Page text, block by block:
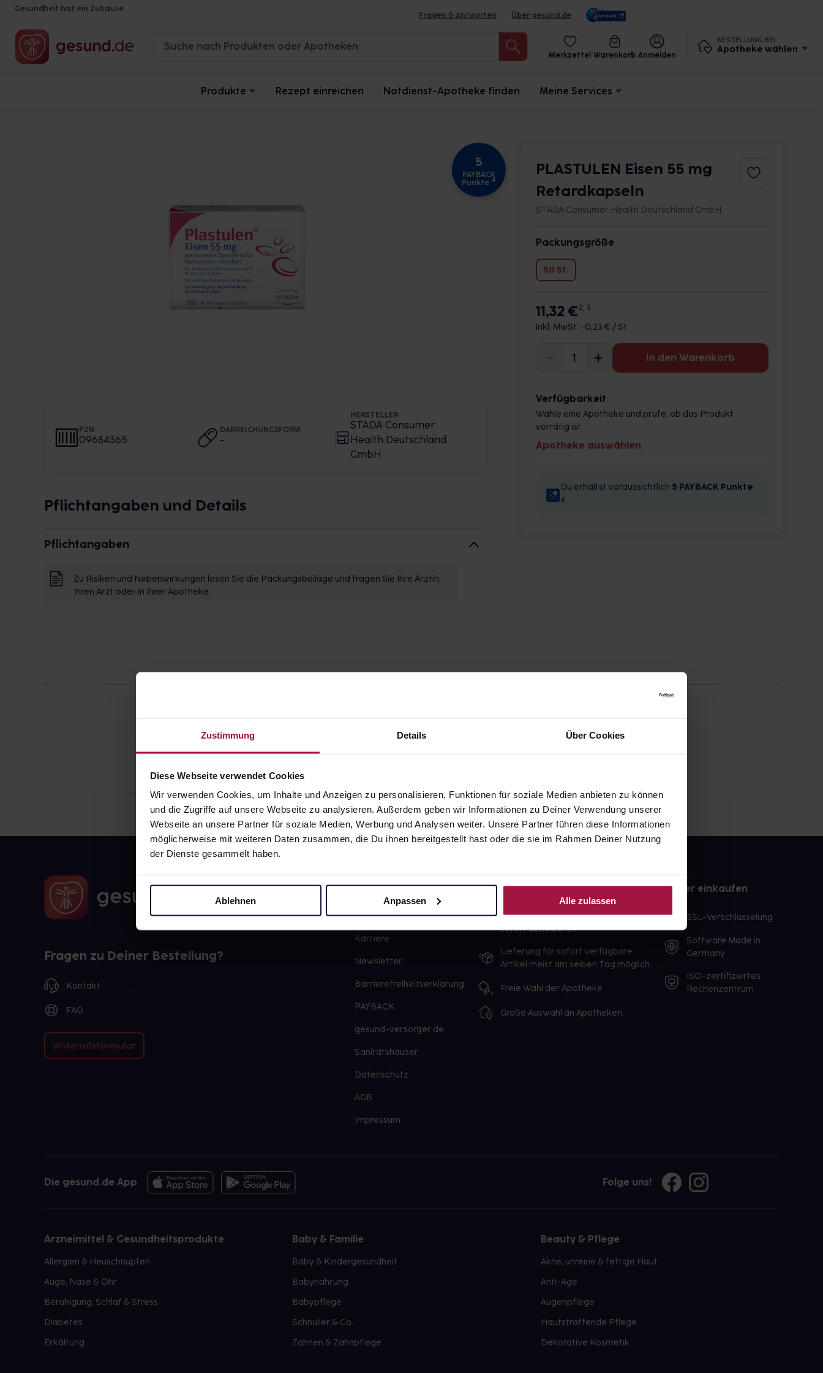
Zustimmung Details Über Cookies
Diese Webseite verwendet Cookies
Wir verwenden Cookies, um Inhalte und Anzeigen zu personalisieren, Funktionen für soziale Medien anbieten zu können
und die Zugriffe auf unsere Webseite zu analysieren. Außerdem geben wir Informationen zu Deiner Verwendung unserer
Webseite an unsere Partner für soziale Medien, Werbung und Analysen weiter. Unsere Partner führen diese Informationen
möglicherweise mit weiteren Daten zusammen, die Du ihnen bereitgestellt hast oder die sie im Rahmen Deiner Nutzung
der Dienste gesammelt haben.
Ablehnen Anpassen Alle zulassen
Gesundheit hat ein Zuhause
Fragen & Antworten Über gesund.de
Merkzettel Warenkorb Anmelden
BESTELLUNG BEI
Apotheke wählen
Produkte Rezept einreichen Notdienst-Apotheke finden Meine Services
5
PAYBACK
Punkte 4
PZN
09684365
DARREICHUNGSFORM
-
HERSTELLER
STADA Consumer
Health Deutschland
GmbH
Pflichtangaben und Details
Pflichtangaben
Zu Risiken und Nebenwirkungen lesen Sie die Packungsbeilage und fragen Sie Ihre Ärztin,
Ihren Arzt oder in Ihrer Apotheke.
PLASTULEN Eisen 55 mg
Retardkapseln
STADA Consumer Health Deutschland GmbH
Packungsgröße
50 St.
11,32 €2, 3
inkl. MwSt. • 0,23 € / St.
In den Warenkorb
Verfügbarkeit
Wähle eine Apotheke und prüfe, ob das Produkt
vorrätig ist.
Apotheke auswählen
Du erhältst voraussichtlich 5 PAYBACK Punkte
4
Fragen zu Deiner Bestellung?
Kontakt
FAQ
Widerrufsformular
gesund.de
Über uns
Karriere
Newsletter
Barrierefreiheitserklärung
PAYBACK
gesund-versorger.de
Sanitätshäuser
Datenschutz
AGB
Impressum
Unsere Vorteile
Ausgewählte Wunschprodukte
sofort abholbereit
Lieferung für sofort verfügbare
Artikel meist am selben Tag möglich
Freie Wahl der Apotheke
Große Auswahl an Apotheken
Sicher einkaufen
SSL-Verschlüsselung
Software Made in
Germany
ISO-zertifiziertes
Rechenzentrum
Die gesund.de App Folge uns!
Arzneimittel & Gesundheitsprodukte
Allergien & Heuschnupfen
Auge, Nase & Ohr
Beruhigung, Schlaf & Stress
Diabetes
Erkältung
Baby & Familie
Baby & Kindergesundheit
Babynahrung
Babypflege
Schnuller & Co.
Zahnen & Zahnpflege
Beauty & Pflege
Akne, unreine & fettige Haut
Anti-Age
Augenpflege
Hautstraffende Pflege
Dekorative Kosmetik